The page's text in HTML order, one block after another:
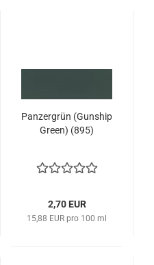
Panzergrün (Gunship
Green) (895)
2,70 EUR
15,88 EUR pro 100 ml